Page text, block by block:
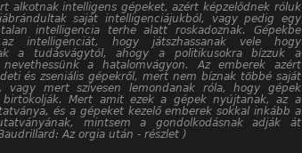
alkotnak intelligens gépeket, azért képzelődnek róluk
saját intelligenciájukból, vagy pedig egy
intelligencia terhe alatt roskadoznak. Gépekbe
intelligenciát, hogy játszhassanak vele hogy
a tudásvágytól, ahogy a politikusokra bízzuk a
a hatalomvágyon. Az emberek azért
és zseniális gépekről, mert nem bíznak többé saját
vagy mert szívesen lemondanak róla, hogy gépek
birtokolják. Mert amit ezek a gépek nyújtanak, az a
és a gépeket kezelő emberek sokkal inkább a
mintsem a gondolkodásnak adják át
Az orgia után - részlet )